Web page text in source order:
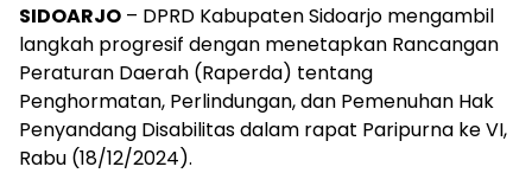
SIDOARJO – DPRD Kabupaten Sidoarjo mengambil
langkah progresif dengan menetapkan Rancangan
Peraturan Daerah (Raperda) tentang
Penghormatan, Perlindungan, dan Pemenuhan Hak
Penyandang Disabilitas dalam rapat Paripurna ke VI,
Rabu (18/12/2024).